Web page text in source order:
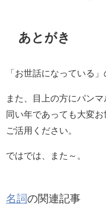
あとがき
「お世話になっている
また、目上の方にパンマ
同い年であっても大変
ご活用ください。
ではでは、また～。
名詞の関連記事